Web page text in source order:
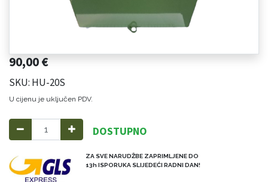
90,00€
SKU: HU-20S
U cijenu je uključen PDV.
DOSTUPNO
ZA SVE NARUDŽBE ZAPRIMLJENE DO
13h ISPORUKA SLIJEDEĆI RADNI DAN!